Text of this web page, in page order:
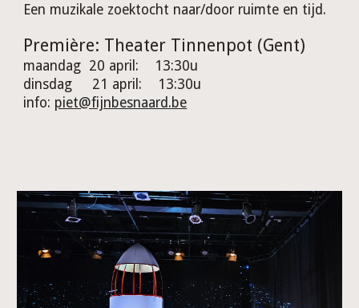
Een muzikale zoektocht naar/door ruimte en tijd.
Première: Theater Tinnenpot (Gent)
maandag 20 april: 13:30u
dinsdag
21 april: 13:30u
info: piet@fijnbesnaard.be